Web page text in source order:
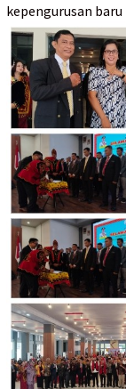
kepengurusan